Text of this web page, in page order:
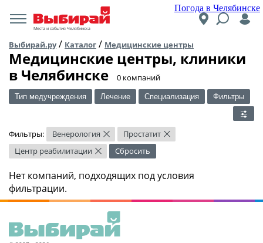
Погода в Челябинске
Места и события Челябинска
Выбирай.ру/ Каталог / Медицинские центры
Медицинские центры, клиники
в Челябинске
​0 компаний
Тип медучреждения Лечение Специализация Фильтры
Фильтры: Венерология × Простатит ×
Центр реабилитации × Сбросить
Нет компаний, подходящих под условия
фильтрации.